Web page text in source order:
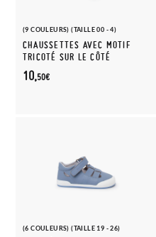
(9 COULEURS) (TAILLE 00 - 4)
CHAUSSETTES AVEC MOTIF
TRICOTÉ SUR LE CÔTÉ
10,50€
(6 COULEURS) (TAILLE 19 - 26)